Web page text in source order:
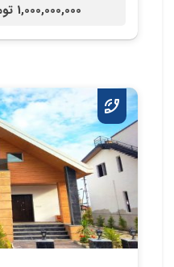
1,000,000,000 تومان /